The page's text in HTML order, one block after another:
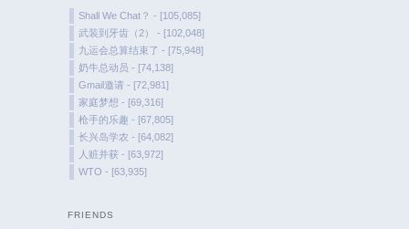
Shall We Chat？ - [105,085]
武装到牙齿（2） - [102,048]
九运会总算结束了 - [75,948]
奶牛总动员 - [74,138]
Gmail邀请 - [72,981]
家庭梦想 - [69,316]
枪手的乐趣 - [67,805]
长兴岛学农 - [64,082]
人赃并获 - [63,972]
WTO - [63,935]
FRIENDS